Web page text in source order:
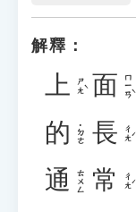
解釋：
上 ㄕㄤˋ 面 ㄇㄧㄢˋ
的 ˙ㄉㄜ 長 ㄔㄤˊ
通 ㄊㄨㄥ 常 ㄔㄤˊ